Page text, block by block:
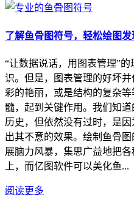
了解鱼骨图符号，轻松绘图发
“让数据说话，用图表管理”
识。但是，图表管理的好坏
彩的艳丽，或是结构的复杂
髓，起到关键作用。我们知
历史，但依然没有过时，是
出其不意的效果。绘制鱼骨
展脑力风暴，集思广益地把
上，而亿图软件可以美化鱼...
阅读更多